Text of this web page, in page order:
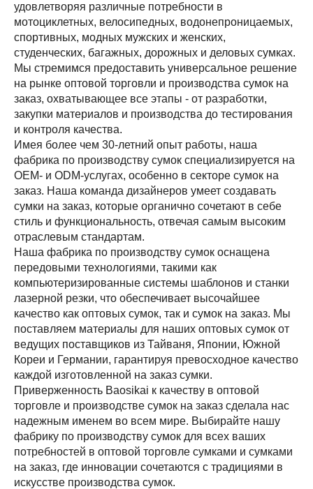
удовлетворяя различные потребности в
мотоциклетных, велосипедных, водонепроницаемых,
спортивных, модных мужских и женских,
студенческих, багажных, дорожных и деловых сумках.
Мы стремимся предоставить универсальное решение
на рынке оптовой торговли и производства сумок на
заказ, охватывающее все этапы - от разработки,
закупки материалов и производства до тестирования
и контроля качества.
Имея более чем 30-летний опыт работы, наша
фабрика по производству сумок специализируется на
OEM- и ODM-услугах, особенно в секторе сумок на
заказ. Наша команда дизайнеров умеет создавать
сумки на заказ, которые органично сочетают в себе
стиль и функциональность, отвечая самым высоким
отраслевым стандартам.
Наша фабрика по производству сумок оснащена
передовыми технологиями, такими как
компьютеризированные системы шаблонов и станки
лазерной резки, что обеспечивает высочайшее
качество как оптовых сумок, так и сумок на заказ. Мы
поставляем материалы для наших оптовых сумок от
ведущих поставщиков из Тайваня, Японии, Южной
Кореи и Германии, гарантируя превосходное качество
каждой изготовленной на заказ сумки.
Приверженность Baosikai к качеству в оптовой
торговле и производстве сумок на заказ сделала нас
надежным именем во всем мире. Выбирайте нашу
фабрику по производству сумок для всех ваших
потребностей в оптовой торговле сумками и сумками
на заказ, где инновации сочетаются с традициями в
искусстве производства сумок.